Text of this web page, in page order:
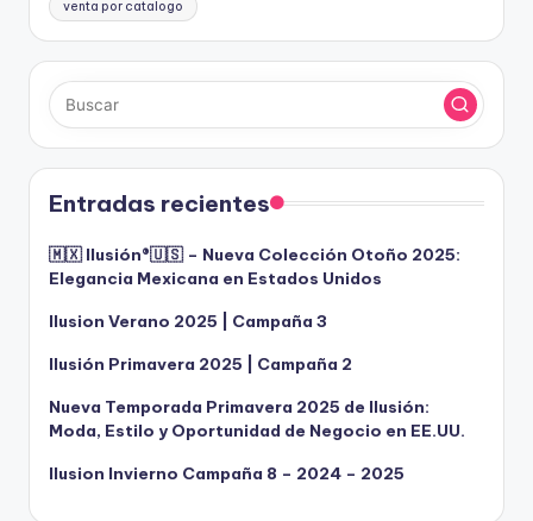
venta por catalogo
Entradas recientes
🇲🇽 Ilusión®️🇺🇸 – Nueva Colección Otoño 2025:
Elegancia Mexicana en Estados Unidos
Ilusion Verano 2025 | Campaña 3
Ilusión Primavera 2025 | Campaña 2
Nueva Temporada Primavera 2025 de Ilusión:
Moda, Estilo y Oportunidad de Negocio en EE.UU.
Ilusion Invierno Campaña 8 – 2024 – 2025